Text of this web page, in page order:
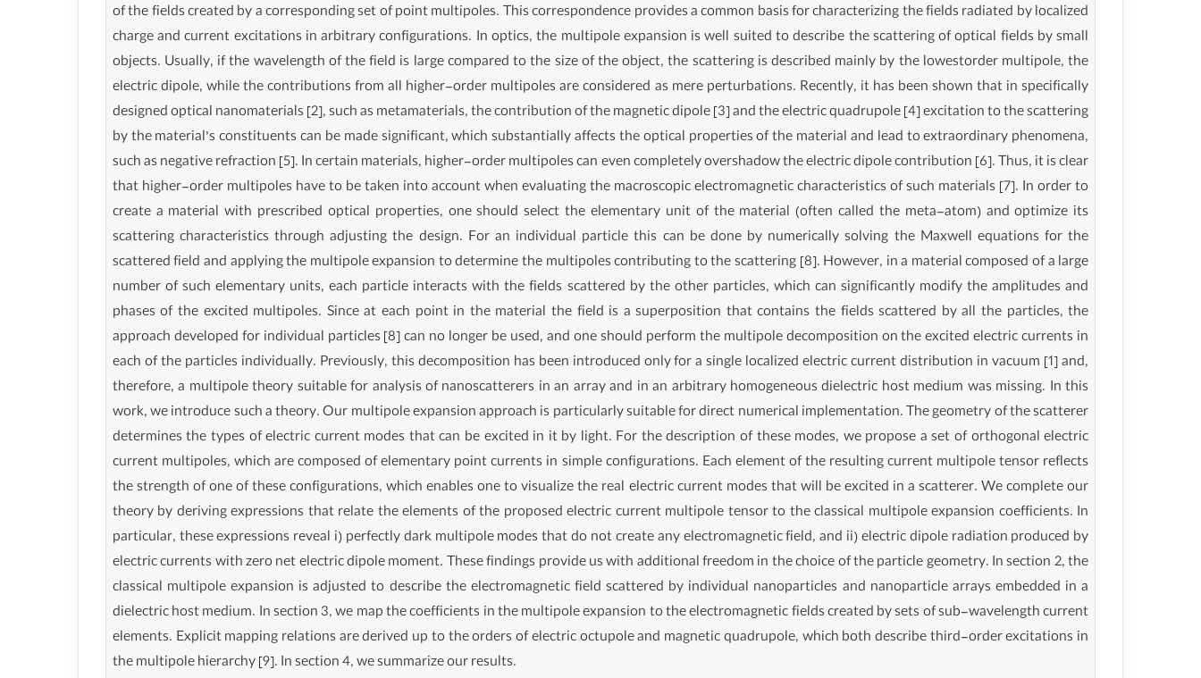
of the fields created by a corresponding set of point multipoles. This correspondence provides a common basis for characterizing the fields radiated by localized
charge and current excitations in arbitrary configurations. In optics, the multipole expansion is well suited to describe the scattering of optical fields by small
objects. Usually, if the wavelength of the field is large compared to the size of the object, the scattering is described mainly by the lowestorder multipole, the
electric dipole, while the contributions from all higher-order multipoles are considered as mere perturbations. Recently, it has been shown that in specifically
designed optical nanomaterials [2], such as metamaterials, the contribution of the magnetic dipole [3] and the electric quadrupole [4] excitation to the scattering
by the material’s constituents can be made significant, which substantially affects the optical properties of the material and lead to extraordinary phenomena,
such as negative refraction [5]. In certain materials, higher-order multipoles can even completely overshadow the electric dipole contribution [6]. Thus, it is clear
that higher-order multipoles have to be taken into account when evaluating the macroscopic electromagnetic characteristics of such materials [7]. In order to
create a material with prescribed optical properties, one should select the elementary unit of the material (often called the meta-atom) and optimize its
scattering characteristics through adjusting the design. For an individual particle this can be done by numerically solving the Maxwell equations for the
scattered field and applying the multipole expansion to determine the multipoles contributing to the scattering [8]. However, in a material composed of a large
number of such elementary units, each particle interacts with the fields scattered by the other particles, which can significantly modify the amplitudes and
phases of the excited multipoles. Since at each point in the material the field is a superposition that contains the fields scattered by all the particles, the
approach developed for individual particles [8] can no longer be used, and one should perform the multipole decomposition on the excited electric currents in
each of the particles individually. Previously, this decomposition has been introduced only for a single localized electric current distribution in vacuum [1] and,
therefore, a multipole theory suitable for analysis of nanoscatterers in an array and in an arbitrary homogeneous dielectric host medium was missing. In this
work, we introduce such a theory. Our multipole expansion approach is particularly suitable for direct numerical implementation. The geometry of the scatterer
determines the types of electric current modes that can be excited in it by light. For the description of these modes, we propose a set of orthogonal electric
current multipoles, which are composed of elementary point currents in simple configurations. Each element of the resulting current multipole tensor reflects
the strength of one of these configurations, which enables one to visualize the real electric current modes that will be excited in a scatterer. We complete our
theory by deriving expressions that relate the elements of the proposed electric current multipole tensor to the classical multipole expansion coefficients. In
particular, these expressions reveal i) perfectly dark multipole modes that do not create any electromagnetic field, and ii) electric dipole radiation produced by
electric currents with zero net electric dipole moment. These findings provide us with additional freedom in the choice of the particle geometry. In section 2, the
classical multipole expansion is adjusted to describe the electromagnetic field scattered by individual nanoparticles and nanoparticle arrays embedded in a
dielectric host medium. In section 3, we map the coefficients in the multipole expansion to the electromagnetic fields created by sets of sub-wavelength current
elements. Explicit mapping relations are derived up to the orders of electric octupole and magnetic quadrupole, which both describe third-order excitations in
the multipole hierarchy [9]. In section 4, we summarize our results.